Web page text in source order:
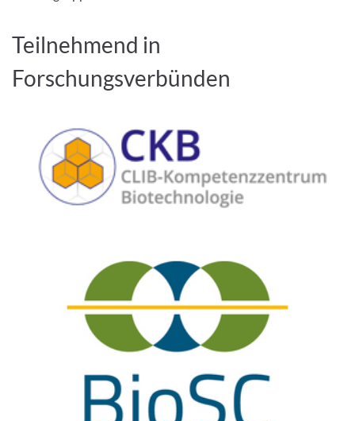
Teilnehmend in
Forschungsverbünden